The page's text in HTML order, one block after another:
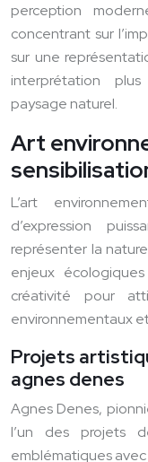
perception
concentrant sur
sur une
interprétation
paysage naturel.
Art
L’art
d’expression
représenter la
enjeux
créativité pour
environnementaux
Projets
agnes denes
Agnes Denes,
l’un des projets
emblématiques